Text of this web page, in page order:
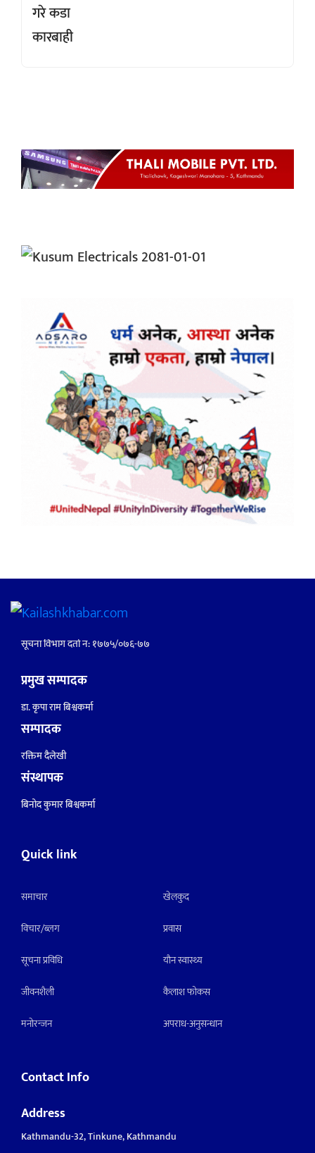
सूचना विभाग दर्ता नं: १७७५/०७६-७७
प्रमुख सम्पादक
डा. कृपा राम बिश्वकर्मा
सम्पादक
रक्तिम दैलेखी
संस्थापक
बिनोद कुमार बिश्वकर्मा
Quick link
समाचार
विचार/ब्लग
सूचना प्रविधि
जीवनशैली
मनाेरन्जन
खेलकुद
प्रवास
याैन स्वास्थ्य
कैलाश फोकस
अपराध-अनुसन्धान
Contact Info
Address
Kathmandu-32, Tinkune, Kathmandu